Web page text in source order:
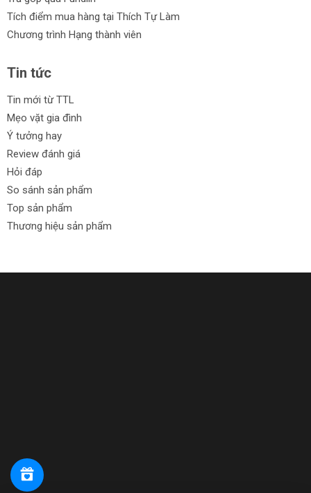
Tích điểm mua hàng tại Thích Tự Làm
Chương trình Hạng thành viên
Tin tức
Tin mới từ TTL
Mẹo vặt gia đình
Ý tưởng hay
Review đánh giá
Hỏi đáp
So sánh sản phẩm
Top sản phẩm
Thương hiệu sản phẩm